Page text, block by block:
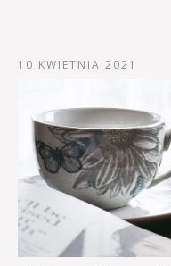
10 KWIETNIA 2021